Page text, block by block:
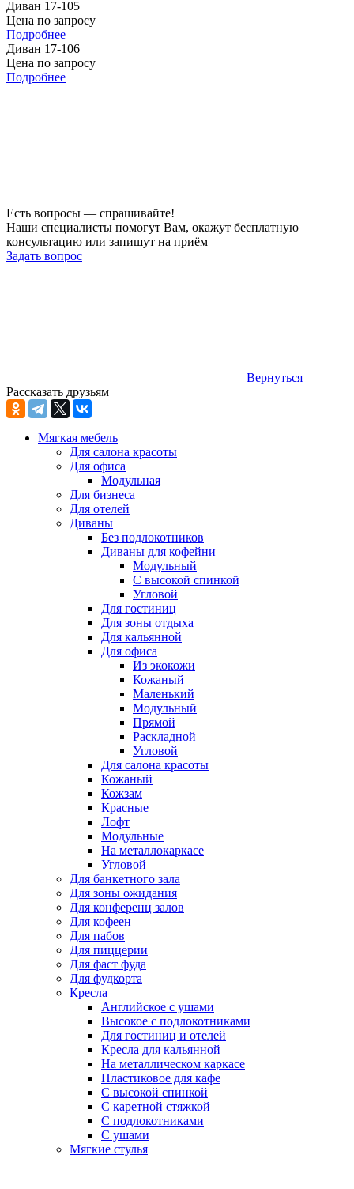
Диван 17-105
Цена по запросу
Подробнее
Диван 17-106
Цена по запросу
Подробнее
Есть вопросы — спрашивайте!
Наши специалисты помогут Вам, окажут бесплатную
консультацию или запишут на приём
Задать вопрос
Вернуться
Рассказать друзьям
Мягкая мебель
Для салона красоты
Для офиса
Модульная
Для бизнеса
Для отелей
Диваны
Без подлокотников
Диваны для кофейни
Модульный
С высокой спинкой
Угловой
Для гостиниц
Для зоны отдыха
Для кальянной
Для офиса
Из экокожи
Кожаный
Маленький
Модульный
Прямой
Раскладной
Угловой
Для салона красоты
Кожаный
Кожзам
Красные
Лофт
Модульные
На металлокаркасе
Угловой
Для банкетного зала
Для зоны ожидания
Для конференц залов
Для кофеен
Для пабов
Для пиццерии
Для фаст фуда
Для фудкорта
Кресла
Английское с ушами
Высокое с подлокотниками
Для гостиниц и отелей
Кресла для кальянной
На металлическом каркасе
Пластиковое для кафе
С высокой спинкой
С каретной стяжкой
С подлокотниками
С ушами
Мягкие стулья